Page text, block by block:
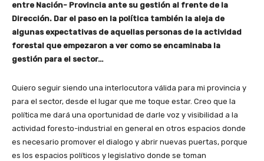
entre Nación- Provincia ante su gestión al frente de la
Dirección. Dar el paso en la política también la aleja de
algunas expectativas de aquellas personas de la actividad
forestal que empezaron a ver como se encaminaba la
gestión para el sector…
Quiero seguir siendo una interlocutora válida para mi provincia y
para el sector, desde el lugar que me toque estar. Creo que la
política me dará una oportunidad de darle voz y visibilidad a la
actividad foresto-industrial en general en otros espacios donde
es necesario promover el dialogo y abrir nuevas puertas, porque
es los espacios políticos y legislativo donde se toman